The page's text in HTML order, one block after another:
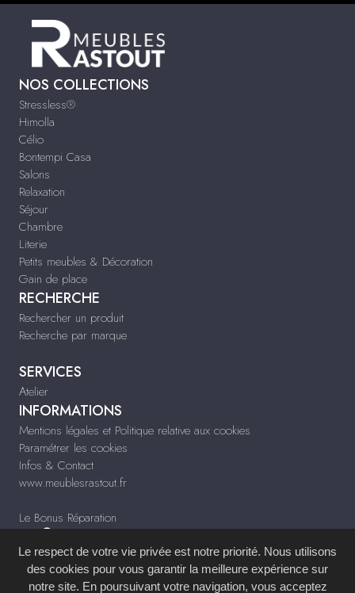
NOS COLLECTIONS
Stressless®
Himolla
Célio
Bontempi Casa
Salons
Relaxation
Séjour
Chambre
Literie
Petits meubles & Décoration
Gain de place
RECHERCHE
Rechercher un produit
Recherche par marque
SERVICES
Atelier
INFORMATIONS
Mentions légales et Politique relative aux cookies
Paramétrer les cookies
Infos & Contact
www.meublesrastout.fr
Le Bonus Réparation
Le respect de votre vie privée est notre priorité. Nous utilisons
des cookies pour vous garantir la meilleure expérience sur
notre site. En poursuivant votre navigation, vous acceptez